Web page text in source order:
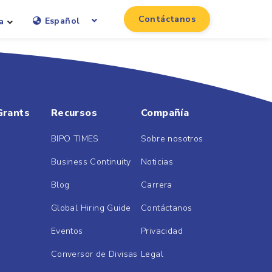
Español Contáctanos
Recursos
BIPO TIMES
Business Continuity
Blog
Global Hiring Guide
Eventos
Conversor de Divisas
Compañía
Sobre nosotros
Noticias
Carrera
Contáctanos
Privacidad
Legal